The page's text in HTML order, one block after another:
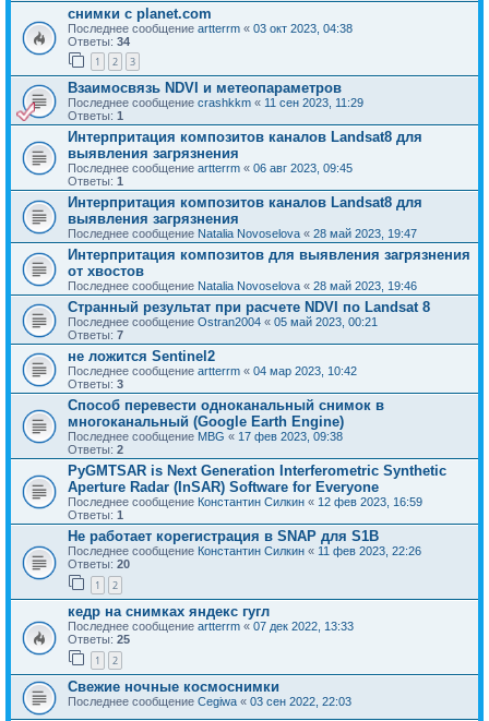
снимки с planet.com
Последнее сообщение artterrm « 03 окт 2023, 04:38
Ответы: 34
1 2 3
Взаимосвязь NDVI и метеопараметров
Последнее сообщение crashkkm « 11 сен 2023, 11:29
Ответы: 1
Интерпритация композитов каналов Landsat8 для
выявления загрязнения
Последнее сообщение artterrm « 06 авг 2023, 09:45
Ответы: 1
Интерпритация композитов каналов Landsat8 для
выявления загрязнения
Последнее сообщение Natalia Novoselova « 28 май 2023, 19:47
Интерпритация композитов для выявления загрязнения
от хвостов
Последнее сообщение Natalia Novoselova « 28 май 2023, 19:46
Странный результат при расчете NDVI по Landsat 8
Последнее сообщение Ostran2004 « 05 май 2023, 00:21
Ответы: 7
не ложится Sentinel2
Последнее сообщение artterrm « 04 мар 2023, 10:42
Ответы: 3
Способ перевести одноканальный снимок в
многоканальный (Google Earth Engine)
Последнее сообщение MBG « 17 фев 2023, 09:38
Ответы: 2
PyGMTSAR is Next Generation Interferometric Synthetic
Aperture Radar (InSAR) Software for Everyone
Последнее сообщение Константин Силкин « 12 фев 2023, 16:59
Ответы: 1
Не работает корегистрация в SNAP для S1B
Последнее сообщение Константин Силкин « 11 фев 2023, 22:26
Ответы: 20
1 2
кедр на снимках яндекс гугл
Последнее сообщение artterrm « 07 дек 2022, 13:33
Ответы: 25
1 2
Свежие ночные космоснимки
Последнее сообщение Cegiwa « 03 сен 2022, 22:03